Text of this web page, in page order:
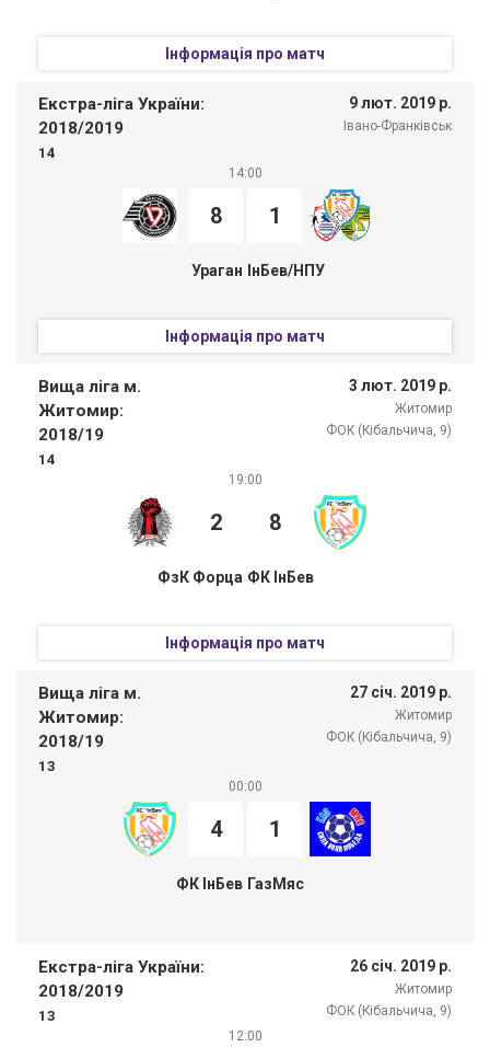
Інформація про матч
Екстра-ліга України:
2018/2019
14
9 лют. 2019 р.
Івано-Франківськ
14:00
8
Ураган
1
ІнБев/НПУ
Інформація про матч
Вища ліга м.
Житомир:
2018/19
14
3 лют. 2019 р.
Житомир
ФОК (Кібальчича, 9)
19:00
2
ФзК Форца
8
ФК ІнБев
Інформація про матч
Вища ліга м.
Житомир:
2018/19
13
27 січ. 2019 р.
Житомир
ФОК (Кібальчича, 9)
00:00
4
ФК ІнБев
1
ГазМяс
Екстра-ліга України:
2018/2019
13
26 січ. 2019 р.
Житомир
ФОК (Кібальчича, 9)
12:00